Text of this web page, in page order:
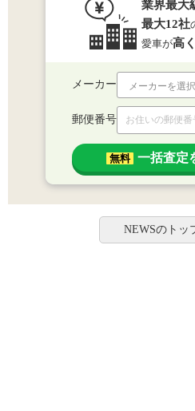
業界最大
最大12社
愛車が高
メーカー
郵便番号
無料 一括査定
NEWSのトッ